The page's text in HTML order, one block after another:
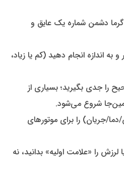
گرما دشمن شماره یک عایق و
و به اندازه انجام دهید (کم یا زیاد،
را جدی بگیرید؛ بسیاری از
شروع می‌شود.
جریان) را برای موتورهای
لرزش را «علامت اولیه» بدانید، نه